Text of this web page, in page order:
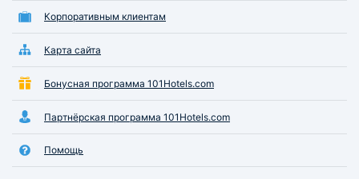
Корпоративным клиентам
Карта сайта
Бонусная программа 101Hotels.com
Партнёрская программа 101Hotels.com
Помощь